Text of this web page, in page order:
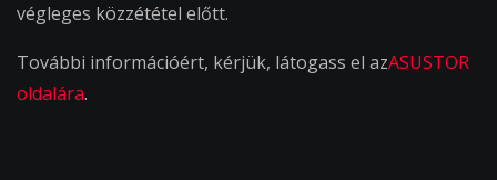
végleges közzététel előtt.
További információért, kérjük, látogass el azASUSTOR
oldalára.